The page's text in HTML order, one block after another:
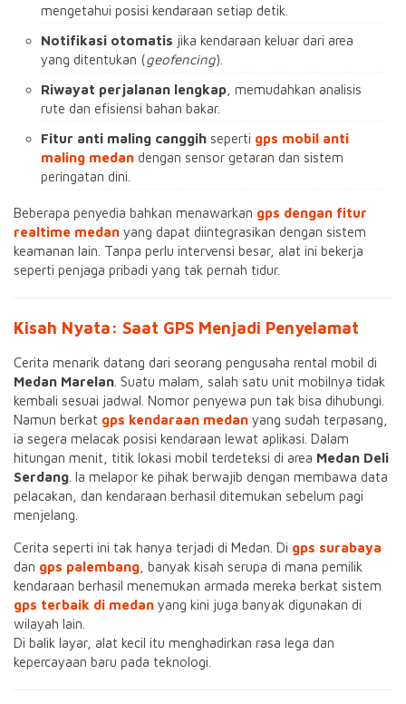
mengetahui posisi kendaraan setiap detik.
Notifikasi otomatis jika kendaraan keluar dari area
yang ditentukan (geofencing).
Riwayat perjalanan lengkap , memudahkan analisis
rute dan efisiensi bahan bakar.
Fitur anti maling canggih seperti gps mobil anti
maling medan dengan sensor getaran dan sistem
peringatan dini.
Beberapa penyedia bahkan menawarkan gps dengan fitur
realtime medan yang dapat diintegrasikan dengan sistem
keamanan lain. Tanpa perlu intervensi besar, alat ini bekerja
seperti penjaga pribadi yang tak pernah tidur.
Kisah Nyata: Saat GPS Menjadi Penyelamat
Cerita menarik datang dari seorang pengusaha rental mobil di
Medan Marelan . Suatu malam, salah satu unit mobilnya tidak
kembali sesuai jadwal. Nomor penyewa pun tak bisa dihubungi.
Namun berkat gps kendaraan medan yang sudah terpasang,
ia segera melacak posisi kendaraan lewat aplikasi. Dalam
hitungan menit, titik lokasi mobil terdeteksi di area Medan Deli
Serdang . Ia melapor ke pihak berwajib dengan membawa data
pelacakan, dan kendaraan berhasil ditemukan sebelum pagi
menjelang.
Cerita seperti ini tak hanya terjadi di Medan. Di gps surabaya
dan gps palembang , banyak kisah serupa di mana pemilik
kendaraan berhasil menemukan armada mereka berkat sistem
gps terbaik di medan yang kini juga banyak digunakan di
wilayah lain.
Di balik layar, alat kecil itu menghadirkan rasa lega dan
kepercayaan baru pada teknologi.